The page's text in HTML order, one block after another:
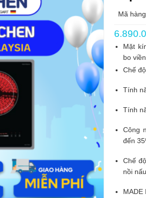
Mã
Mặt
bo
Chế
Tính
Tính
Công
đến
Chế
nồi nấu
MADE